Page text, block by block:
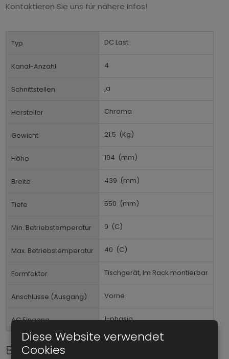
Kontaktieren Sie uns für nähere Infos!
Typ DC Last
Kanal-Anzahl 4
Schnittstellen ja
Hersteller Chroma
Gewicht 21.5 (Kg)
Höhe 194 (mm)
Breite 439 (mm)
Tiefe 550 (mm)
Min. Betriebstemperatur 0 (C)
Max. Betriebstemperatur 40 (C)
Formfaktor Tischgerät, Im Rack montierbar
Anschlüsse (Ausgang) Vorne
AC Eingang 1-phasig
Bitte kontaktieren Sie uns
Diese Website verwendet
Cookies